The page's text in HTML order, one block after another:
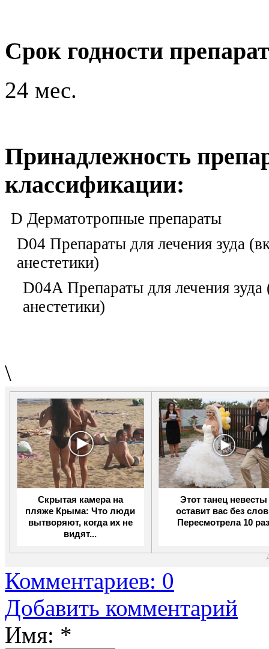
Срок годности
24 мес.
Принадлежность
классификации:
D Дерматотропные препараты
D04 Препараты для лечения зуда
анестетики)
D04A Препараты для лечения
анестетики)
\
Скрытая камера на
пляже Крыма: Что люди
вытворяют, когда их не
видят...
Этот танец невесты
оставит вас без
Пересмотрела 10
Комментариев: 0
Добавить комментарий
Имя: *